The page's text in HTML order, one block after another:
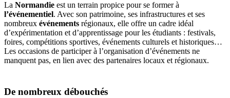
La Normandie est un terrain propice pour se former à
l’événementiel. Avec son patrimoine, ses infrastructures et ses
nombreux événements régionaux, elle offre un cadre idéal
d’expérimentation et d’apprentissage pour les étudiants : festivals,
foires, compétitions sportives, événements culturels et historiques…
Les occasions de participer à l’organisation d’événements ne
manquent pas, en lien avec des partenaires locaux et régionaux.
De nombreux débouchés